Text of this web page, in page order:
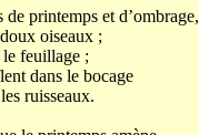
printemps et d’ombrage,
oiseaux ;
feuillage ;
dans le bocage
ruisseaux.